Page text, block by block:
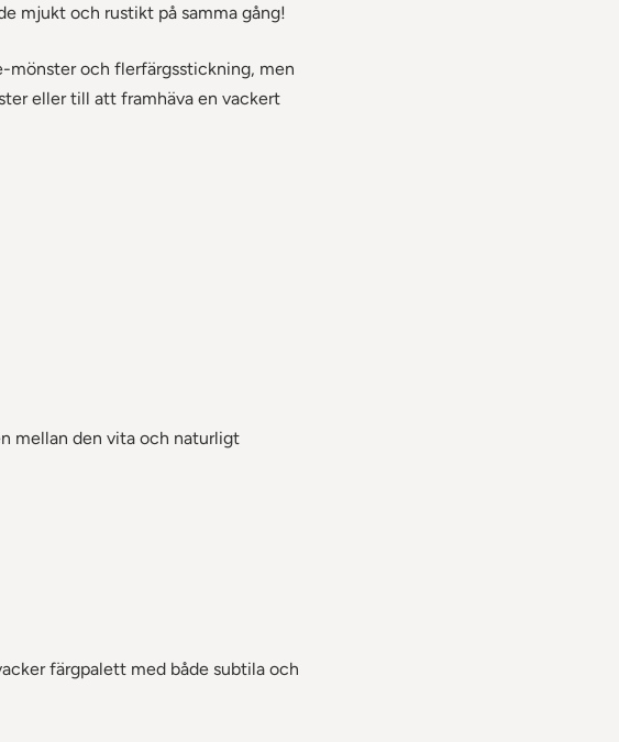
mjukt och rustikt på samma gång!
och flerfärgsstickning, men
eller till att framhäva en vackert
mellan den vita och naturligt
färgpalett med både subtila och